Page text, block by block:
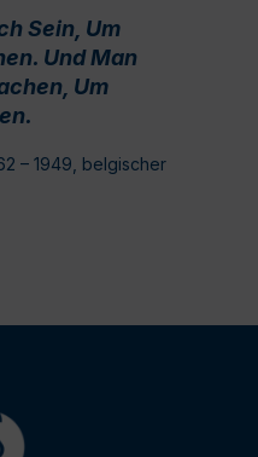
Sein, Um
Und Man
Um
– 1949, belgischer